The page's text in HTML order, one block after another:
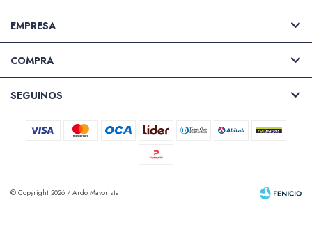
EMPRESA
COMPRA
SEGUINOS
© Copyright 2026 / Ardo Mayorista